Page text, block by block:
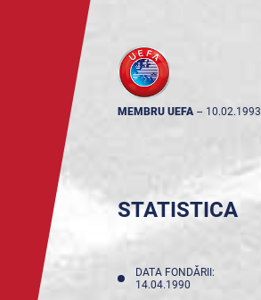
MEMBRU UEFA -- 10.02.1993
STATISTICA
DATA FONDĂRII:
14.04.1990